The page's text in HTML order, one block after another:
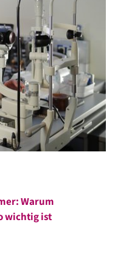
Warum
wichtig ist